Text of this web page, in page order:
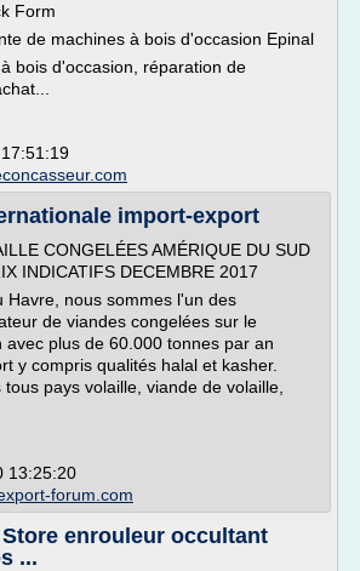
Form
de machines à bois d'occasion Epinal
bois d'occasion, réparation de
import-export
CONGELÉES AMÉRIQUE DU SUD
INDICATIFS DECEMBRE 2017
Havre, nous sommes l'un des
de viandes congelées sur le
avec plus de 60.000 tonnes par an
y compris qualités halal et kasher.
pays volaille, viande de volaille,
13:25:20
forum.com
enrouleur occultant
...